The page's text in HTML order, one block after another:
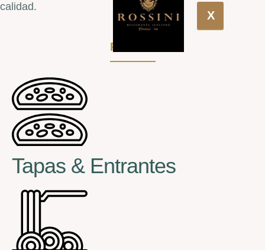
X
calidad.
Reservar
Tapas & Entrantes